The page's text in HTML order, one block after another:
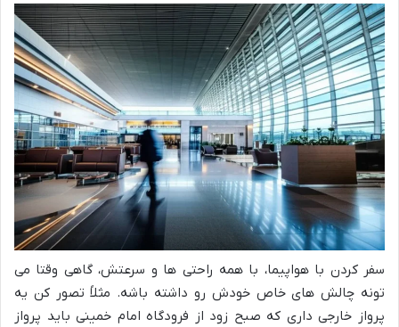
سفر کردن با هواپیما، با همه راحتی ها و سرعتش، گاهی وقتا می
تونه چالش های خاص خودش رو داشته باشه. مثلاً تصور کن یه
پرواز خارجی داری که صبح زود از فرودگاه امام خمینی باید پرواز